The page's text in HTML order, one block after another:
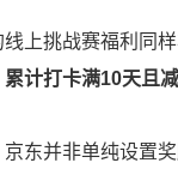
上挑战赛福利同
累计打卡满10天且
东并非单纯设置